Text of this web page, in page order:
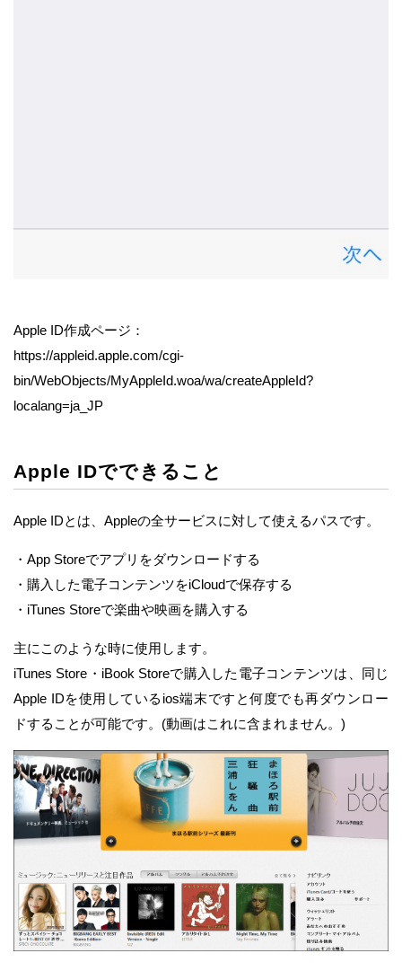
Apple ID作成ページ：
https://appleid.apple.com/cgi-
bin/WebObjects/MyAppleId.woa/wa/createAppleId?
localang=ja_JP
Apple IDでできること
Apple IDとは、Appleの全サービスに対して使えるパスです。
・App Storeでアプリをダウンロードする
・購入した電子コンテンツをiCloudで保存する
・iTunes Storeで楽曲や映画を購入する
主にこのような時に使用します。
iTunes Store・iBook Storeで購入した電子コンテンツは、同じ
Apple IDを使用しているios端末ですと何度でも再ダウンロー
ドすることが可能です。(動画はこれに含まれません。)